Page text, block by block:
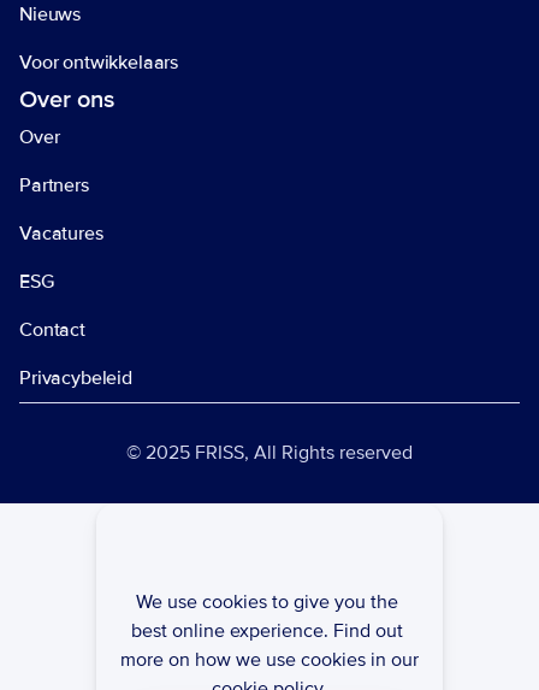
Nieuws
Voor ontwikkelaars
Over ons
Over
Partners
Vacatures
ESG
Contact
Privacybeleid
© 2025 FRISS, All Rights reserved
We use cookies to give you the
best online experience. Find out
more on how we use cookies in our